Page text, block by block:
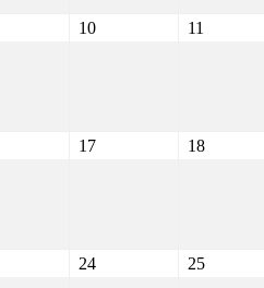
10 11
17 18
24 25